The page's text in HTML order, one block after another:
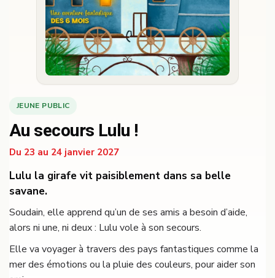
JEUNE PUBLIC
Au secours Lulu !
Du 23 au 24 janvier 2027
Lulu la girafe vit paisiblement dans sa belle
savane.
Soudain, elle apprend qu’un de ses amis a besoin d’aide,
alors ni une, ni deux : Lulu vole à son secours.
Elle va voyager à travers des pays fantastiques comme la
mer des émotions ou la pluie des couleurs, pour aider son